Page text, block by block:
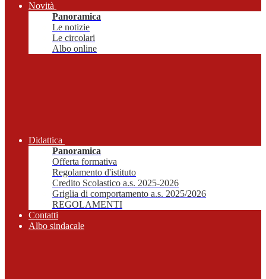
Novità
Panoramica
Le notizie
Le circolari
Albo online
Didattica
Panoramica
Offerta formativa
Regolamento d'istituto
Credito Scolastico a.s. 2025-2026
Griglia di comportamento a.s. 2025/2026
REGOLAMENTI
Contatti
Albo sindacale